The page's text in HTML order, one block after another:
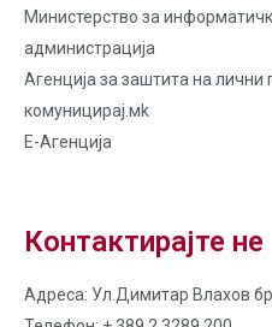
Министерство за
администрација
Агенција за заштита на лични
комуницирај.мk
Е-Агенција
Контактирајте не
Адреса: Ул.Димитар Влахов